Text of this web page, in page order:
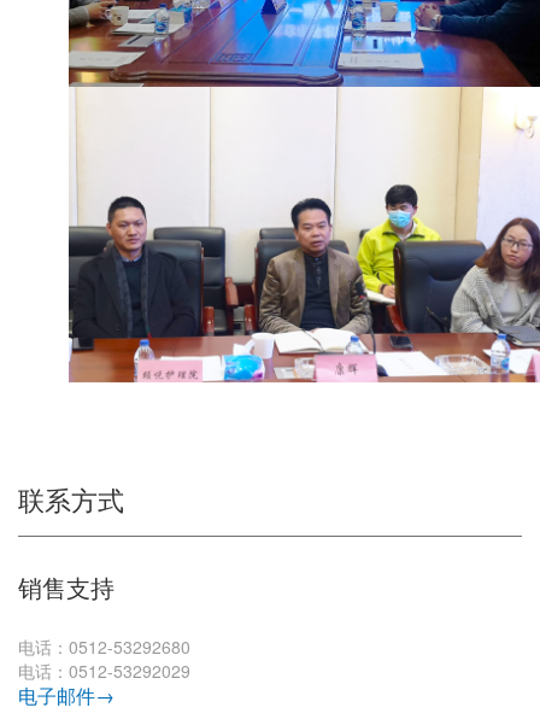
联系方式
销售支持
电话：0512-53292680
电话：0512-53292029
电子邮件→